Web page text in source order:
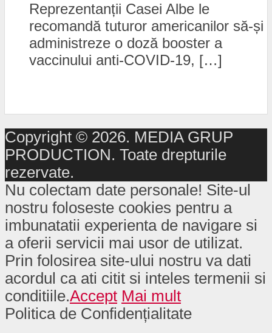
Reprezentanții Casei Albe le
recomandă tuturor americanilor să-și
administreze o doză booster a
vaccinului anti-COVID-19, […]
Copyright © 2026. MEDIA GRUP
PRODUCTION. Toate drepturile
rezervate.
Nu colectam date personale! Site-ul
nostru foloseste cookies pentru a
imbunatatii experienta de navigare si
a oferii servicii mai usor de utilizat.
Prin folosirea site-ului nostru va dati
acordul ca ati citit si inteles termenii si
conditiile.Accept Mai mult
Politica de Confidențialitate